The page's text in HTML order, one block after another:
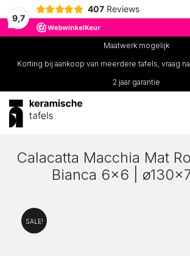
9,7
407 Reviews
Maatwerk mogelijk
Korting bij aankoop van meerdere tafels, vraag
2 jaar garantie
Calacatta Macchia Mat
Bianca 6×6 |
SALE!